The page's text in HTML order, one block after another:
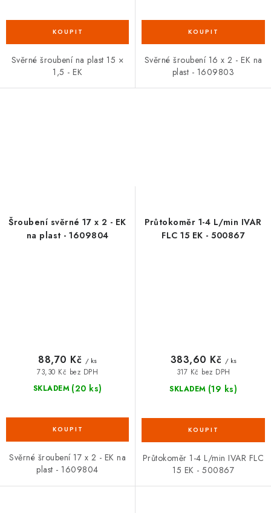
Svěrné šroubení na plast 15 ×
1,5 - EK
Svěrné šroubení 16 x 2 - EK na
plast - 1609803
Šroubení svěrné 17 x 2 - EK
na plast - 1609804
SKLADEM (20 ks)
73,30 Kč bez DPH
88,70 Kč / ks
Svěrné šroubení 17 x 2 - EK na
plast - 1609804
Průtokoměr 1-4 L/min IVAR
FLC 15 EK - 500867
SKLADEM (19 ks)
317 Kč bez DPH
383,60 Kč / ks
Průtokoměr 1-4 L/min IVAR FLC
15 EK - 500867